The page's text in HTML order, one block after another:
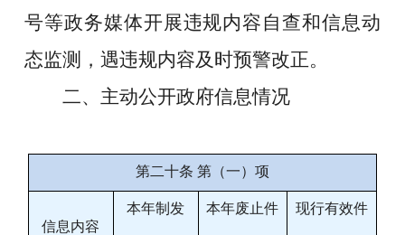
号等政务媒体开展违规内容自查和信息动
态监测，遇违规内容及时预警改正。
二、主动公开政府信息情况
第二十条 第（一）项
信息内容
本年制发 本年废止件 现行有效件